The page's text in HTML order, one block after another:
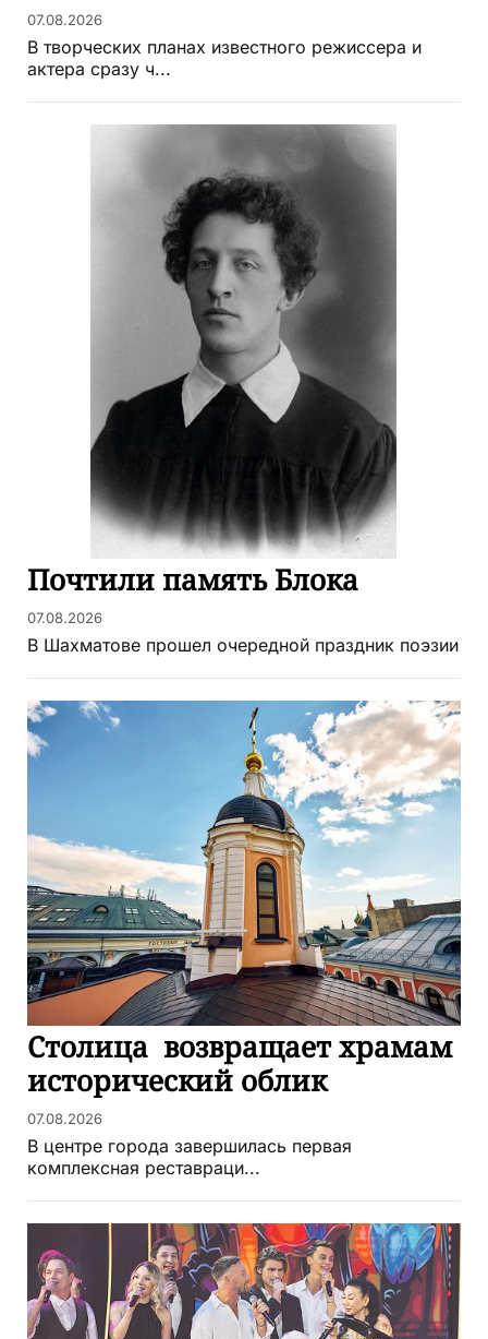
07.08.2026
В творческих планах известного режиссера и
актера сразу ч...
Почтили память Блока
07.08.2026
В Шахматове прошел очередной праздник поэзии
Столица возвращает храмам
исторический облик
07.08.2026
В центре города завершилась первая
комплексная реставраци...